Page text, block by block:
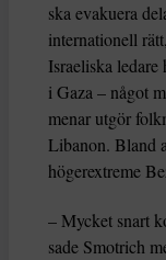
ska evakuera
internationell
Israeliska
i Gaza – något
menar utgör
Libanon. Bland
högerextreme
– Mycket snart
sade Smotrich